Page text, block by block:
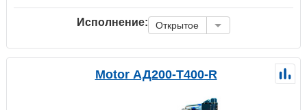
Исполнение: Открытое
Motor АД200-Т400-R